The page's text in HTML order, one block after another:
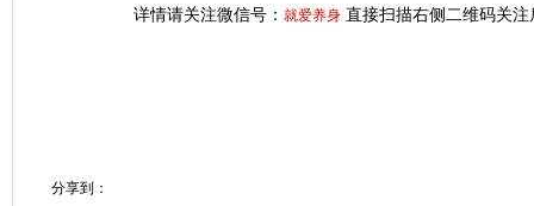
详情请关注微信号： 就爱养身 直接扫描右侧二维码关注
分享到：